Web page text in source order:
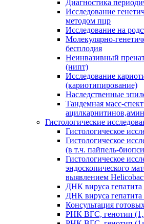
Диагностика
Исследование
методом пцр
Исследование на
Молекулярно-
бесплодия
Неинвазивный
(нипт)
Исследование
(кариотипирование)
Наследственные
Тандемная масс-
Гистологические
Гистологическое
Гистологическое
(в т.ч. пайпель-
Гистологическое
эндоскопического
выявлением
ДНК вируса гепатита
ДНК вируса гепатита
Консультация
РНК ВГC, генотип